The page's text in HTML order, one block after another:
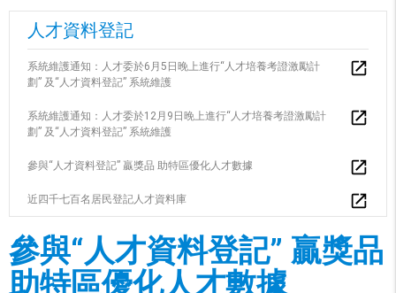
人才資料登記
系統維護通知：人才委於6月5日晚上進行“人才培養考證激勵計
劃” 及“人才資料登記” 系統維護
系統維護通知：人才委於12月9日晚上進行“人才培養考證激勵計
劃” 及“人才資料登記” 系統維護
參與“人才資料登記” 贏獎品 助特區優化人才數據
近四千七百名居民登記人才資料庫
參與“人才資料登記” 贏獎品
助特區優化人才數據